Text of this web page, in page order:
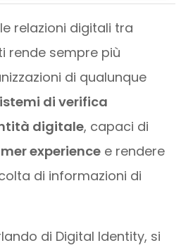
relazioni digitali tra
rende sempre più
di qualunque
di verifica
digitale, capaci di
experiencee rendere
di informazioni di
di Digital Identity, si